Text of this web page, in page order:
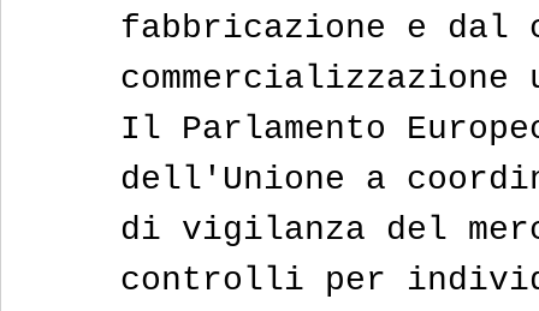
fabbricazione e dal
Il Parlamento
dell'Unione a
di vigilanza del
controlli per